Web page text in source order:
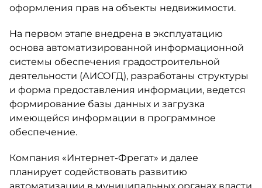
оформления прав на объекты недвижимости.
На первом этапе внедрена в эксплуатацию
основа автоматизированной информационной
системы обеспечения градостроительной
деятельности (АИСОГД), разработаны структуры
и форма предоставления информации, ведется
формирование базы данных и загрузка
имеющейся информации в программное
обеспечение.
Компания «Интернет-Фрегат» и далее
планирует содействовать развитию